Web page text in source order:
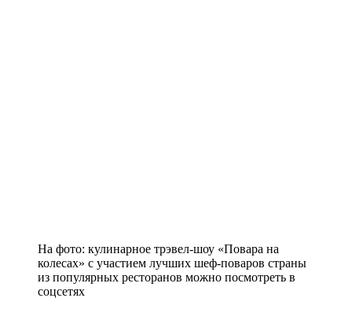
На фото: кулинарное трэвел-шоу «Повара на
колесах» с участием лучших шеф-поваров страны
из популярных ресторанов можно посмотреть в
соцсетях